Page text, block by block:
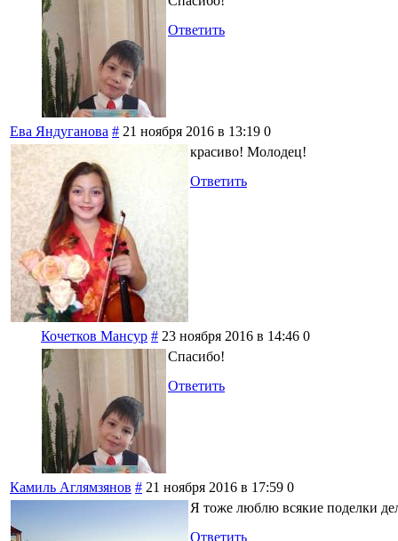
Ответить
Ева Яндуганова # 21 ноября 2016 в 13:19 0
красиво! Молодец!
Ответить
Кочетков Мансур # 23 ноября 2016 в 14:46 0
Спасибо!
Ответить
Камиль Аглямзянов # 21 ноября 2016 в 17:59 0
Я тоже люблю всякие поделки
Ответить